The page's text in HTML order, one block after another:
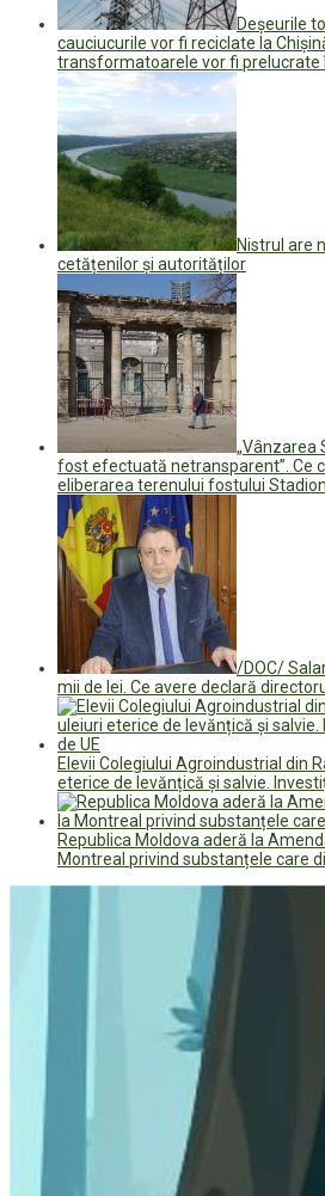
Deșeurile
cauciucurile vor fi reciclate la
transformatoarele vor fi prelucrate
Nistrul are
cetățenilor și autorităților
„Vânzarea
fost efectuată netransparent”. Ce
eliberarea terenului fostului
/DOC/
mii de lei. Ce avere declară
Elevii Colegiului Agroindustrial din
eterice de levănțică și salvie.
Republica Moldova aderă la
Montreal privind substanțele care